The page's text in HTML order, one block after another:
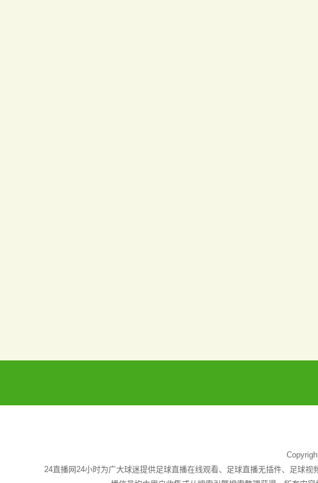
24直播网24小时为广大球迷提供足球直播在线观看、足球直播无插件、足球